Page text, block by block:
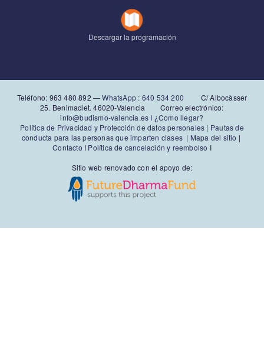
Descargar la programación
Teléfono: 963 480 892‬ —WhatsApp : 640 534 200 C/ Albocàsser
25. Benimaclet. 46020-Valencia Correo electrónico:
info@budismo-valencia.es I ¿Como llegar?
Política de Privacidad y Protección de datos personales | Pautas de
conducta para las personas que imparten clases| Mapa del sitio |
Contacto I Política de cancelación y reembolso I
Sitio web renovado con el apoyo de: